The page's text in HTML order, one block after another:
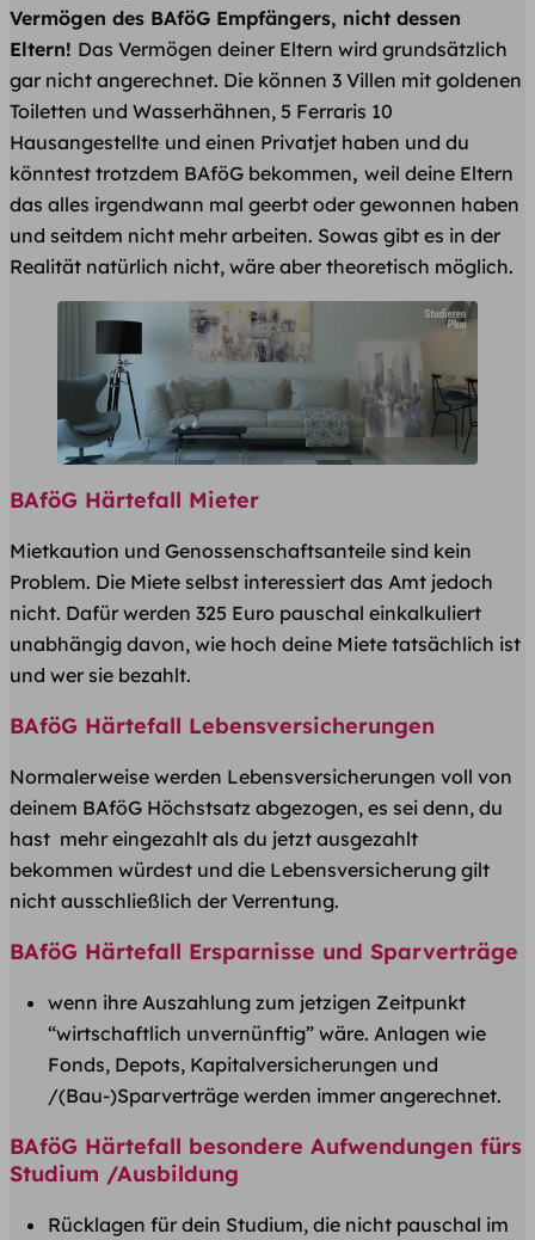
Vermögen des BAföG Empfängers, nicht dessen
Eltern! Das Vermögen deiner Eltern wird grundsätzlich
gar nicht angerechnet. Die können 3 Villen mit goldenen
Toiletten und Wasserhähnen, 5 Ferraris 10
Hausangestellte und einen Privatjet haben und du
könntest trotzdem BAföG bekommen, weil deine Eltern
das alles irgendwann mal geerbt oder gewonnen haben
und seitdem nicht mehr arbeiten. Sowas gibt es in der
Realität natürlich nicht, wäre aber theoretisch möglich.
BAföG Härtefall Mieter
Mietkaution und Genossenschaftsanteile sind kein
Problem. Die Miete selbst interessiert das Amt jedoch
nicht. Dafür werden 325 Euro pauschal einkalkuliert
unabhängig davon, wie hoch deine Miete tatsächlich ist
und wer sie bezahlt.
BAföG Härtefall Lebensversicherungen
Normalerweise werden Lebensversicherungen voll von
deinem BAföG Höchstsatz abgezogen, es sei denn, du
hast mehr eingezahlt als du jetzt ausgezahlt
bekommen würdest und die Lebensversicherung gilt
nicht ausschließlich der Verrentung.
BAföG Härtefall Ersparnisse und Sparverträge
wenn ihre Auszahlung zum jetzigen Zeitpunkt
“wirtschaftlich unvernünftig” wäre. Anlagen wie
Fonds, Depots, Kapitalversicherungen und
/(Bau-)Sparverträge werden immer angerechnet.
BAföG Härtefall besondere Aufwendungen fürs
Studium /Ausbildung
Rücklagen für dein Studium, die nicht pauschal im